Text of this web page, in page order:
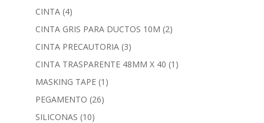
CINTA (4)
CINTA GRIS PARA DUCTOS 10M (2)
CINTA PRECAUTORIA (3)
CINTA TRASPARENTE 48MM X 40 (1)
MASKING TAPE (1)
PEGAMENTO (26)
SILICONAS (10)